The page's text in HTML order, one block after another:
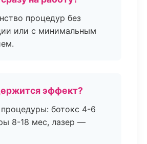
процедур без
или с минимальным
эффект?
ботокс 4-6
8-18 мес, лазер —